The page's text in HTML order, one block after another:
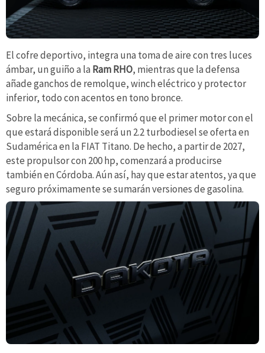
El cofre deportivo, integra una toma de aire con tres luces
ámbar, un guiño a la Ram RHO, mientras que la defensa
añade ganchos de remolque, winch eléctrico y protector
inferior, todo con acentos en tono bronce.
Sobre la mecánica, se confirmó que el primer motor con el
que estará disponible será un 2.2 turbodiesel se oferta en
Sudamérica en la FIAT Titano. De hecho, a partir de 2027,
este propulsor con 200 hp, comenzará a producirse
también en Córdoba. Aún así, hay que estar atentos, ya que
seguro próximamente se sumarán versiones de gasolina.